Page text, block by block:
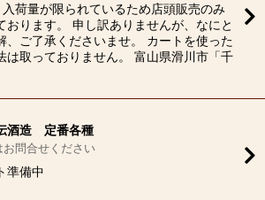
荷量が限られているため店頭販売のみ
おります。 申し訳ありませんが、なにと
、ご了承くださいませ。 カートを使った
は取っておりません。 富山県滑川市「千
酒造 定番各種
お問合せください
準備中